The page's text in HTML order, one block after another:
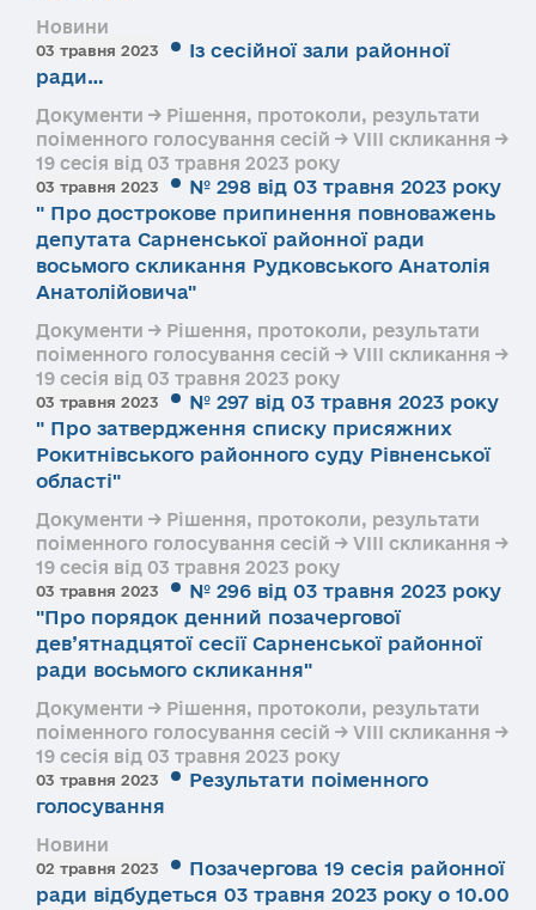
Новини
03 травня 2023
Із сесійної зали районної
ради…
Документи → Рішення, протоколи, результати
поіменного голосування сесій → VIII скликання →
19 сесія від 03 травня 2023 року
03 травня 2023
№ 298 від 03 травня 2023 року
" Про дострокове припинення повноважень
депутата Сарненської районної ради
восьмого скликання Рудковського Анатолія
Анатолійовича"
Документи → Рішення, протоколи, результати
поіменного голосування сесій → VIII скликання →
19 сесія від 03 травня 2023 року
03 травня 2023
№ 297 від 03 травня 2023 року
" Про затвердження списку присяжних
Рокитнівського районного суду Рівненської
області"
Документи → Рішення, протоколи, результати
поіменного голосування сесій → VIII скликання →
19 сесія від 03 травня 2023 року
03 травня 2023
№ 296 від 03 травня 2023 року
"Про порядок денний позачергової
дев’ятнадцятої сесії Сарненської районної
ради восьмого скликання"
Документи → Рішення, протоколи, результати
поіменного голосування сесій → VIII скликання →
19 сесія від 03 травня 2023 року
03 травня 2023
Результати поіменного
голосування
Новини
02 травня 2023
Позачергова 19 сесія районної
ради відбудеться 03 травня 2023 року о 10.00